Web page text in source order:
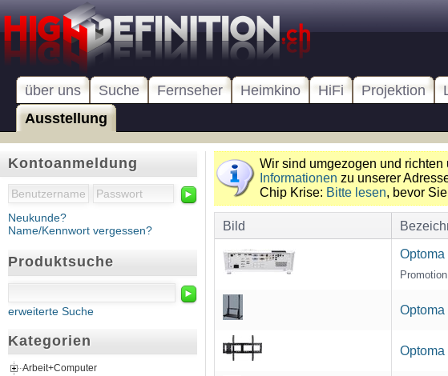
über uns Suche Fernseher Heimkino HiFi Projektion
Ausstellung
Kontoanmeldung
►
Neukunde?
Name/Kennwort vergessen?
Produktsuche
►
erweiterte Suche
Kategorien
Arbeit+Computer
Wir sind umgezogen und
Informationen zu unserer
Chip Krise: Bitte lesen, bevor
Bild
Promotion
Optoma